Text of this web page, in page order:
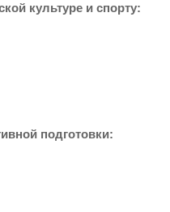
культуре и спорту:
подготовки: